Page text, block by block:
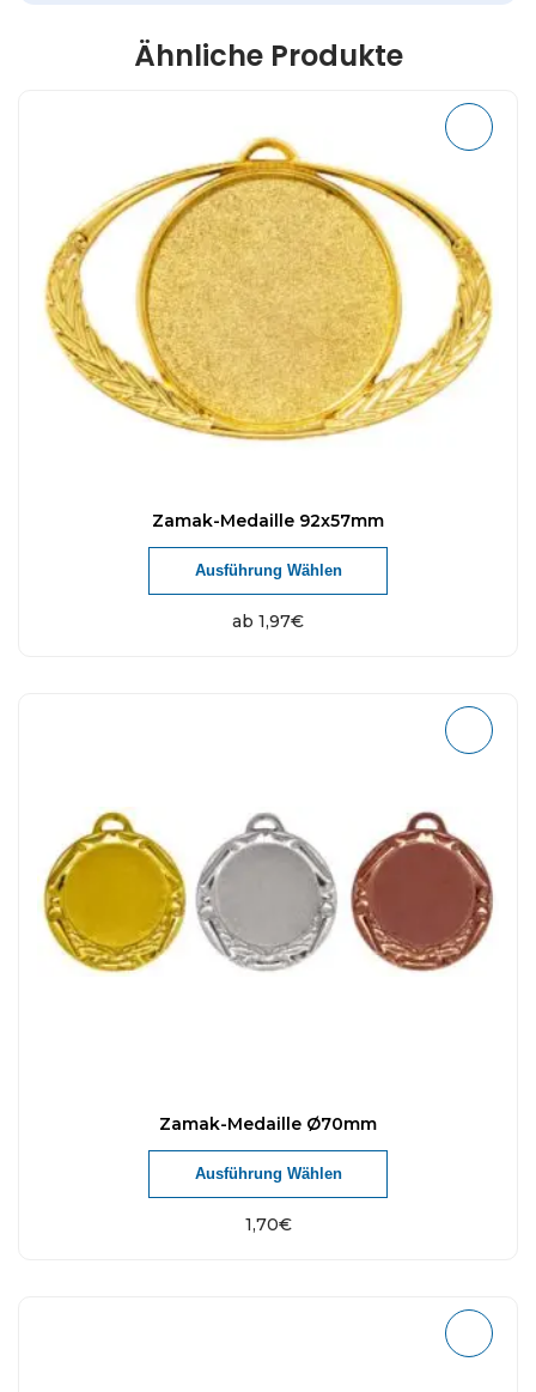
Ähnliche Produkte
Zamak-Medaille 92x57mm
ab 1,97€
Ausführung Wählen
Zamak-Medaille Ø70mm
1,70€
Ausführung Wählen